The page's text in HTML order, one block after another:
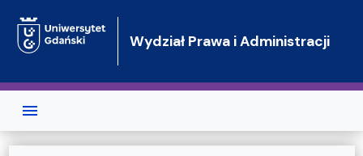
Wydział Prawa i Administracji